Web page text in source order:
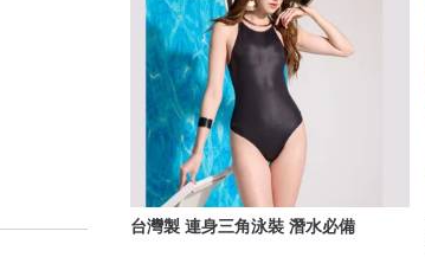
台灣製 連身三角泳裝 潛水必備